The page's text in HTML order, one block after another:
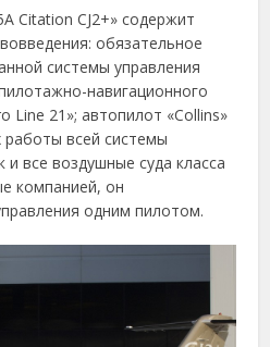
Citation CJ2+» содержит
обязательное
системы управления
навигационного
Line 21»; автопилот «Collins»
работы всей системы
все воздушные суда класса
компанией, он
одним пилотом.